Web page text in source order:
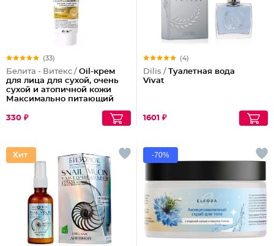
(33)
Белита - Витекс / Oil-крем
для лица для сухой, очень
сухой и атопичной кожи
Максимально питающий
330 ₽
(4)
Dilis / Туалетная вода
Vivat
1601 ₽
-70%